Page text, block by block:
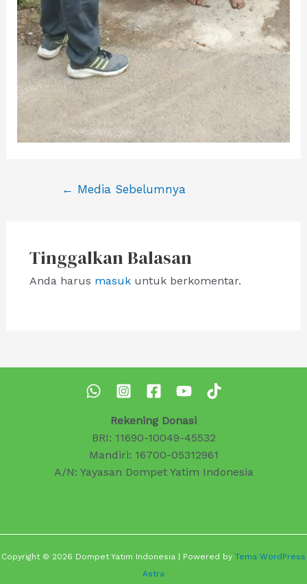
Navigasi
← Media Sebelumnya
Tinggalkan Balasan
Anda harus masukuntuk berkomentar.
Rekening Donasi
BRI: 11690-10049-45532
Mandiri: 16700-05312961
A/N: Yayasan Dompet Yatim Indonesia
Copyright © 2026 Dompet Yatim Indonesia | Powered by Tema WordPress
Astra